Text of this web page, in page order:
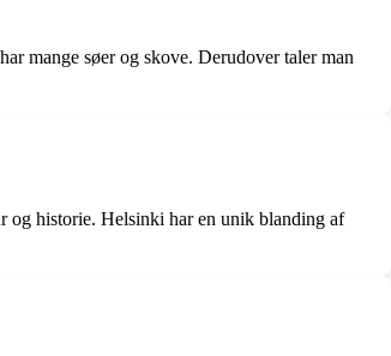
mange søer og skove. Derudover taler man
og historie. Helsinki har en unik blanding af